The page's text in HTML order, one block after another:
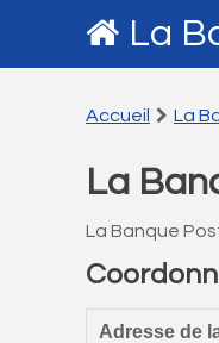
La
Accueil La
La
La Banque
Adresse de